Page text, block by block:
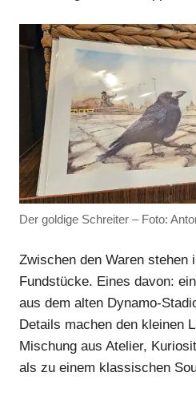
Der goldige Schreiter – Foto:
Zwischen den Waren stehen
Fundstücke. Eines davon:
aus dem alten Dynamo-
Details machen den kleinen
Mischung aus Atelier,
als zu einem klassischen